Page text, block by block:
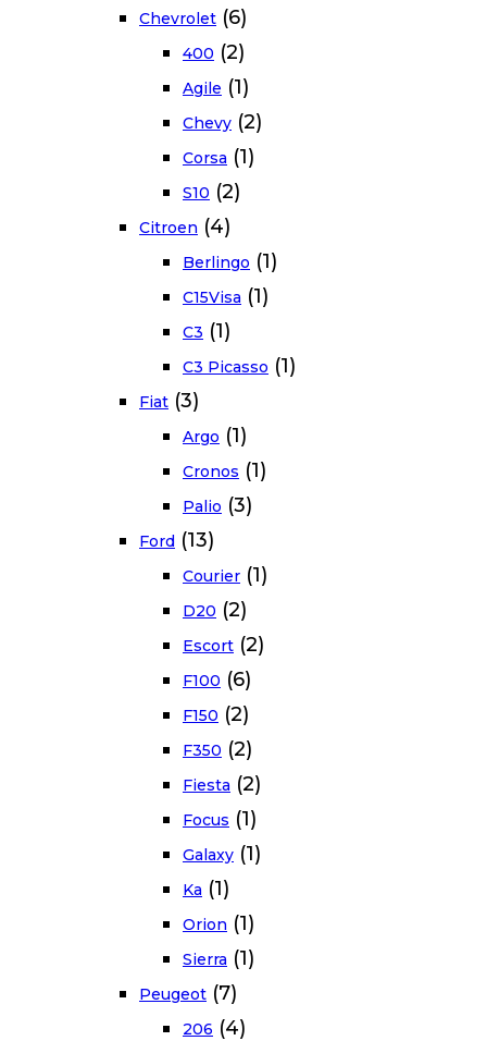
Chevrolet (6)
400 (2)
Agile (1)
Chevy (2)
Corsa (1)
S10 (2)
Citroen (4)
Berlingo (1)
C15Visa (1)
C3 (1)
C3 Picasso (1)
Fiat (3)
Argo (1)
Cronos (1)
Palio (3)
Ford (13)
Courier (1)
D20 (2)
Escort (2)
F100 (6)
F150 (2)
F350 (2)
Fiesta (2)
Focus (1)
Galaxy (1)
Ka (1)
Orion (1)
Sierra (1)
Peugeot (7)
206 (4)